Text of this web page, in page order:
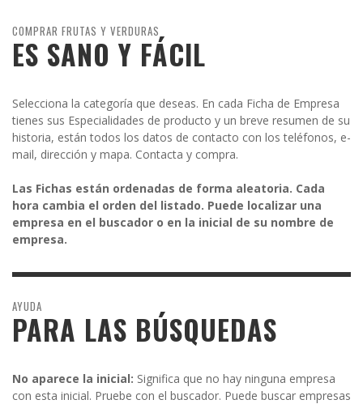
COMPRAR FRUTAS Y VERDURAS
ES SANO Y FÁCIL
Selecciona la categoría que deseas. En cada Ficha de Empresa
tienes sus Especialidades de producto y un breve resumen de su
historia, están todos los datos de contacto con los teléfonos, e-
mail, dirección y mapa. Contacta y compra.
Las Fichas están ordenadas de forma aleatoria. Cada
hora cambia el orden del listado. Puede localizar una
empresa en el buscador o en la inicial de su nombre de
empresa.
AYUDA
PARA LAS BÚSQUEDAS
No aparece la inicial: Significa que no hay ninguna empresa
con esta inicial. Pruebe con el buscador. Puede buscar empresas